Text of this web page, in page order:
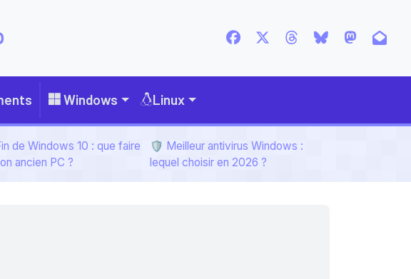
Windows Linux
de Windows 10 : que faire
ancien PC ?
🛡️ Meilleur antivirus Windows :
lequel choisir en 2026 ?